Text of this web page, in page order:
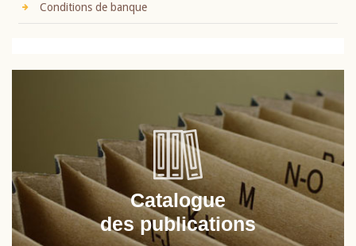
Conditions de banque
Catalogue
des publications